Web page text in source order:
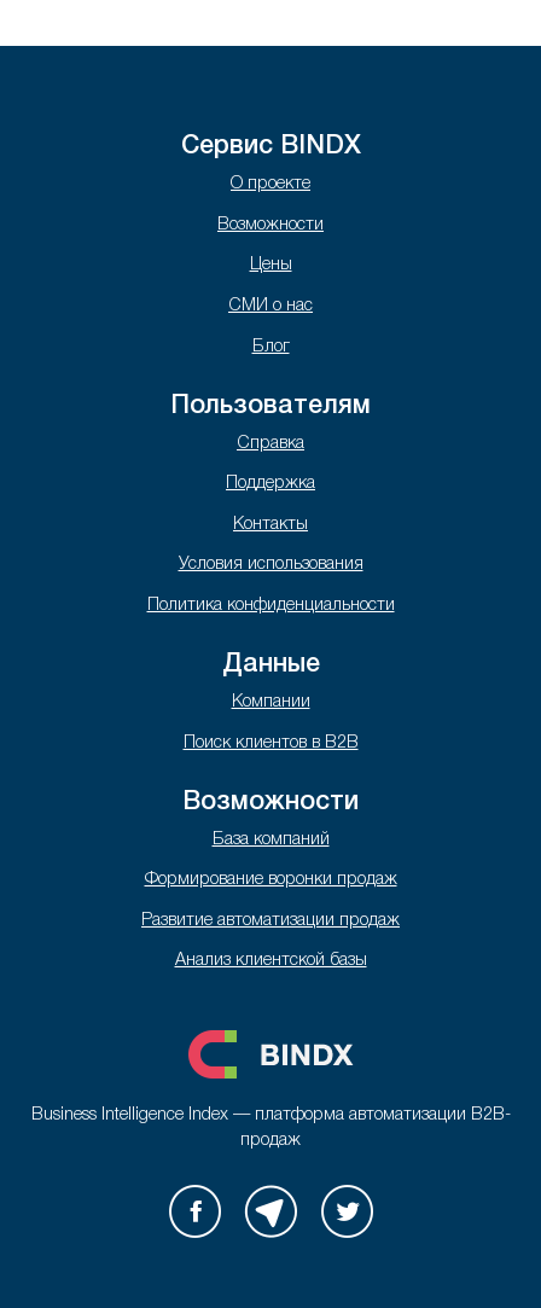
Сервис BINDX
О проекте
Возможности
Цены
СМИ о нас
Блог
Пользователям
Справка
Поддержка
Контакты
Условия использования
Политика конфиденциальности
Данные
Компании
Поиск клиентов в B2B
Возможности
База компаний
Формирование воронки продаж
Развитие автоматизации продаж
Анализ клиентской базы
Business Intelligence Index — платформа автоматизации B2B-
продаж